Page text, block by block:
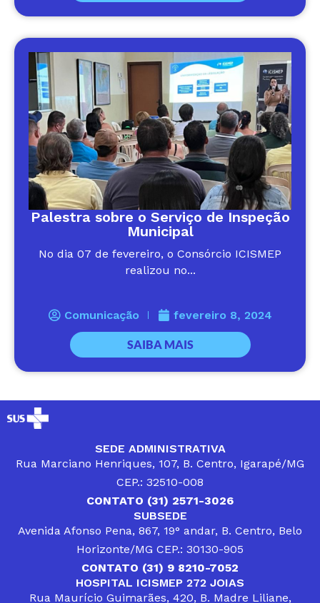
Palestra sobre o Serviço de Inspeção
Municipal
No dia 07 de fevereiro, o Consórcio ICISMEP
realizou no...
Comunicação fevereiro 8, 2024
SAIBA MAIS
SEDE ADMINISTRATIVA
Rua Marciano Henriques, 107, B. Centro, Igarapé/MG
CEP.: 32510-008
CONTATO (31) 2571-3026
SUBSEDE
Avenida Afonso Pena, 867, 19° andar, B. Centro, Belo
Horizonte/MG CEP.: 30130-905
CONTATO (31) 9 8210-7052
HOSPITAL ICISMEP 272 JOIAS
Rua Maurício Guimarães, 420, B. Madre Liliane,